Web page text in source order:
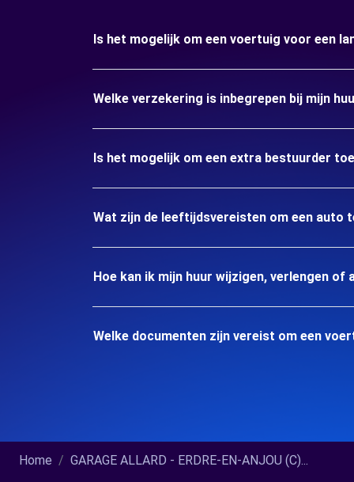
Is het mogelijk om een voertuig voor een
Welke verzekering is inbegrepen bij mijn
Is het mogelijk om een extra bestuurder
Wat zijn de leeftijdsvereisten om een auto
Hoe kan ik mijn huur wijzigen, verlengen of
Welke documenten zijn vereist om een
Home GARAGE ALLARD - ERDRE-EN-ANJOU (C)...